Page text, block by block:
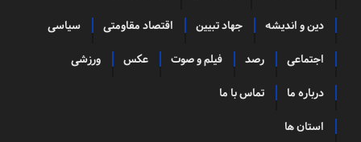
دین و اندیشه جهاد تبیین اقتصاد مقاومتی سیاسی
اجتماعی رصد فیلم و صوت عکس ورزشی
درباره ما تماس با ما
استان ها